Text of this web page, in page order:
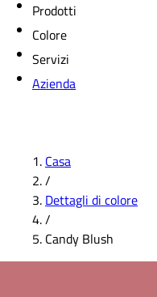
Prodotti
Colore
Servizi
Azienda
Casa
/
Dettagli di colore
/
Candy Blush